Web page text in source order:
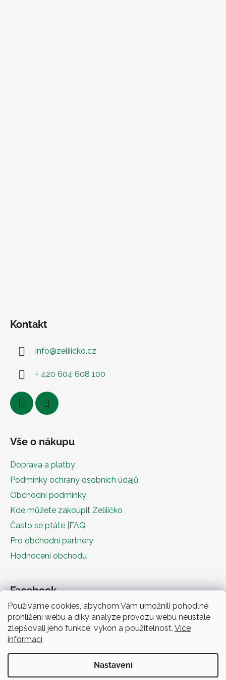
Používáme cookies, abychom Vám umožnili pohodlné
prohlížení webu a díky analýze provozu webu neustále
zlepšovali jeho funkce, výkon a použitelnost. Více
informací
Nastavení
Kontakt
info@zeliiicko.cz
+ 420 604 608 100
Vše o nákupu
Doprava a platby
Podmínky ochrany osobních údajů
Obchodní podmínky
Kde můžete zakoupit Zeliiičko
Často se ptáte |FAQ
Pro obchodní partnery
Hodnocení obchodu
Facebook
Obchodní podmínky